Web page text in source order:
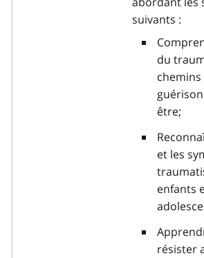
suivants :
du
chemins
être;
et les
enfants
résister